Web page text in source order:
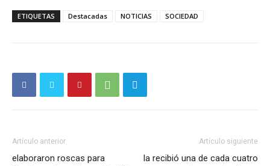
ETIQUETAS Destacadas NOTICIAS SOCIEDAD
Artículo anterior
elaboraron roscas para
Artículo siguiente
la recibió una de cada cuatro